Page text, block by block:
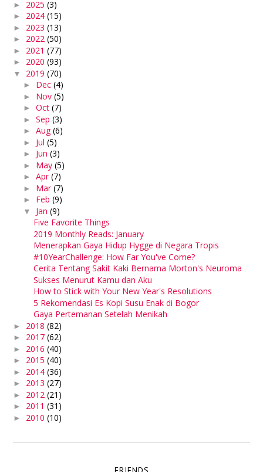
► 2025(3)
► 2024(15)
► 2023(13)
► 2022(50)
► 2021(77)
► 2020(93)
▼ 2019(70)
► Dec(4)
► Nov(5)
►Oct(7)
►Sep(3)
►Aug(6)
► Jul(5)
► Jun(3)
► May(5)
►Apr(7)
► Mar(7)
► Feb(9)
▼ Jan(9)
Five Favorite Things
2019 Monthly Reads: January
Menerapkan Gaya Hidup Hygge di Negara Tropis
#10YearChallenge: How Far You've Come?
Cerita Tentang Sakit Kaki Bernama Morton's Neuroma
Sukses Menurut Kamu dan Aku
How to Stick with Your New Year's Resolutions
5 Rekomendasi Es Kopi Susu Enak di Bogor
Gaya Pertemanan Setelah Menikah
► 2018(82)
► 2017(62)
► 2016(40)
► 2015(40)
► 2014(36)
► 2013(27)
► 2012(21)
► 2011(31)
► 2010(10)